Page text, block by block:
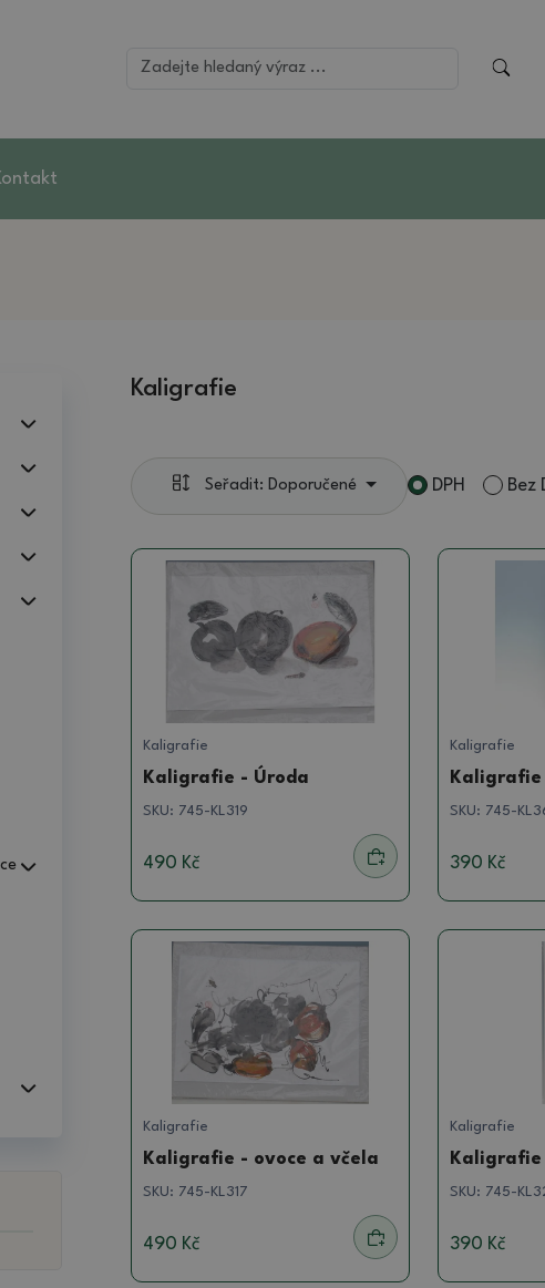
Kaligrafie
Seřadit: Doporučené DPH Bez
Kaligrafie
Kaligrafie - Úroda
SKU: 745-KL319
490 Kč
Kaligrafie
Kaligrafie
SKU: 745-
390 Kč
Kaligrafie
Kaligrafie - ovoce a včela
SKU: 745-KL317
490 Kč
Kaligrafie
Kaligrafie
SKU: 745-
390 Kč